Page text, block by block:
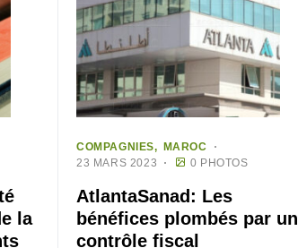
la
COMPAGNIES
MAROC
23 MARS 2023
0 PHOTOS
AtlantaSanad: Les
bénéfices plombés par un
contrôle fiscal